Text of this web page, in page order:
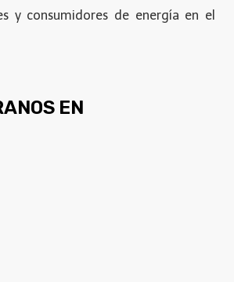
y consumidores de energía en el
EN